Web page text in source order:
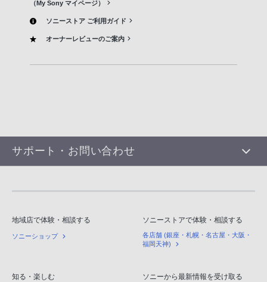
（My Sony マイページ）
ソニーストア ご利用ガイド
オーナーレビューのご案内
サポート・お問い合わせ
地域店で体験・相談する
ソニーショップ
ソニーストアで体験・相談する
各店舗 (銀座・札幌・名古屋・大阪・
福岡天神)
知る・楽しむ ソニーから最新情報を受け取る